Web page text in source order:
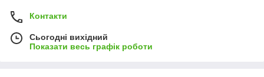
Контакти
Сьогодні вихідний
Показати весь графік роботи